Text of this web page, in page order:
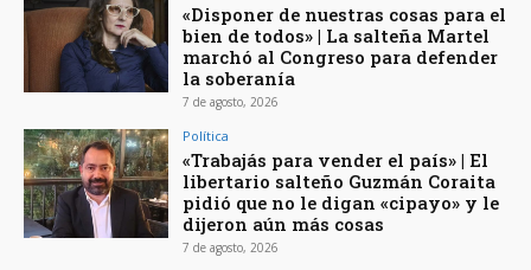
«Disponer de nuestras cosas para el
bien de todos» | La salteña Martel
marchó al Congreso para defender
la soberanía
7 de agosto, 2026
Política
«Trabajás para vender el país» | El
libertario salteño Guzmán Coraita
pidió que no le digan «cipayo» y le
dijeron aún más cosas
7 de agosto, 2026